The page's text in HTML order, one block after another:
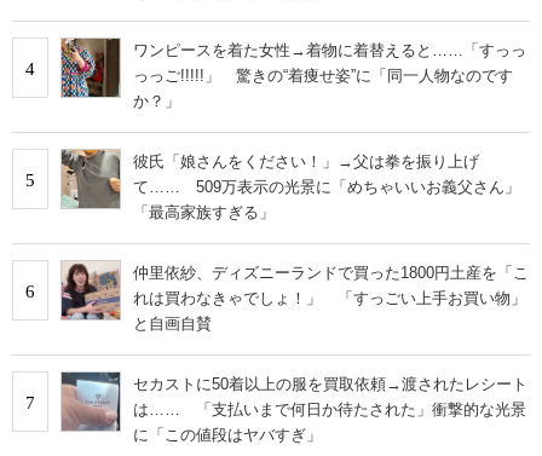
4
ワンピースを着た女性→着物に着替えると……「すっっ
っっご!!!!!」 驚きの“着痩せ姿”に「同一人物なのです
か？」
5
彼氏「娘さんをください！」→父は拳を振り上げ
て…… 509万表示の光景に「めちゃいいお義父さん」
「最高家族すぎる」
6
仲里依紗、ディズニーランドで買った1800円土産を「こ
れは買わなきゃでしょ！」 「すっごい上手お買い物」
と自画自賛
7
セカストに50着以上の服を買取依頼→渡されたレシート
は…… 「支払いまで何日か待たされた」衝撃的な光景
に「この値段はヤバすぎ」